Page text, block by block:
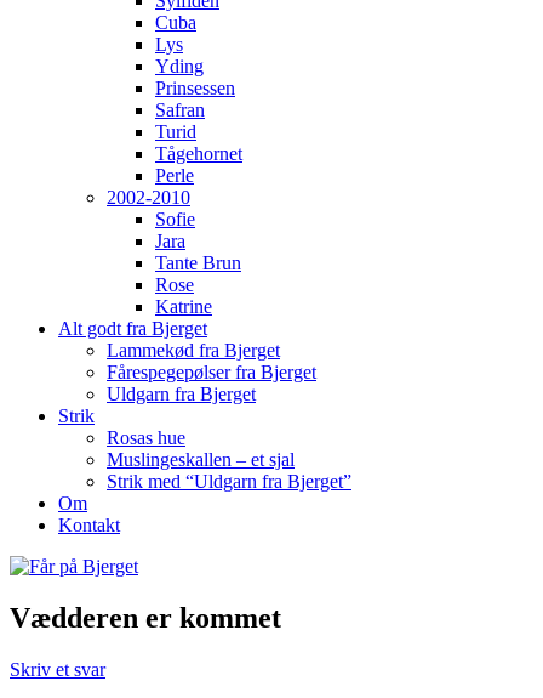
Cuba
Lys
Yding
Prinsessen
Safran
Turid
Tågehornet
Perle
2002-2010
Sofie
Jara
Tante Brun
Rose
Katrine
Alt godt fra Bjerget
Lammekød fra Bjerget
Fårespegepølser fra Bjerget
Uldgarn fra Bjerget
Strik
Rosas hue
Muslingeskallen – et sjal
Strik med “Uldgarn fra Bjerget”
Om
Kontakt
Vædderen er kommet
Skriv et svar